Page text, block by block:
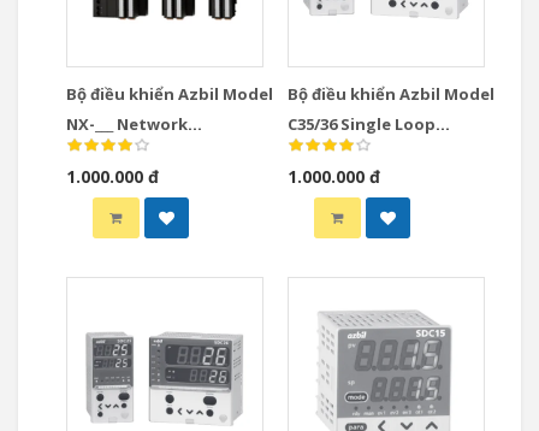
Bộ điều khiển Azbil Model
NX-___ Network
Instrumentation
Modules Controllers
1.000.000 đ
Bộ điều khiển Azbil Model
C35/36 Single Loop
Controllers
1.000.000 đ